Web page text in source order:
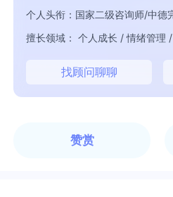
个人头衔：国家二级咨询师/中德
擅长领域： 个人成长 / 情绪管理
找顾问聊聊
赞赏